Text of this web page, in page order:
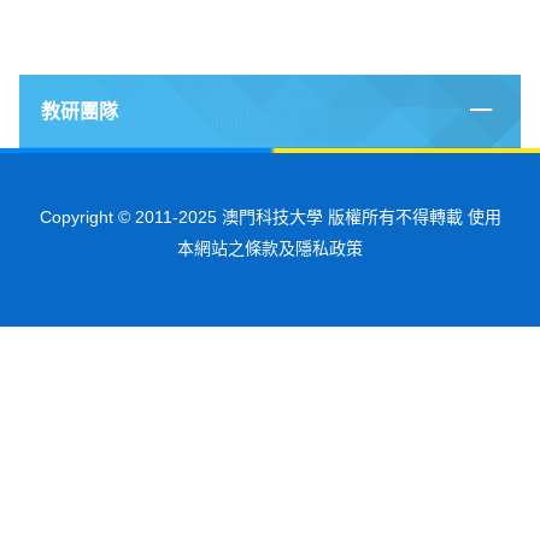
教研團隊
Copyright © 2011-2025 澳門科技大學 版權所有不得轉載 使用
本網站之條款及隱私政策